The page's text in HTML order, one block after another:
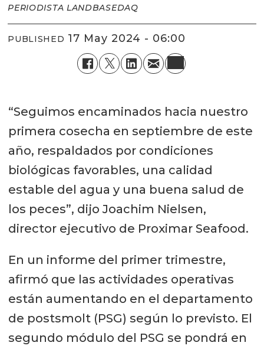
PERIODISTA LANDBASEDAQ
PUBLISHED 17 May 2024 - 06:00
“Seguimos encaminados hacia nuestro
primera cosecha en septiembre de este
año, respaldados por condiciones
biológicas favorables, una calidad
estable del agua y una buena salud de
los peces”, dijo Joachim Nielsen,
director ejecutivo de Proximar Seafood.
En un informe del primer trimestre,
afirmó que las actividades operativas
están aumentando en el departamento
de postsmolt (PSG) según lo previsto. El
segundo módulo del PSG se pondrá en